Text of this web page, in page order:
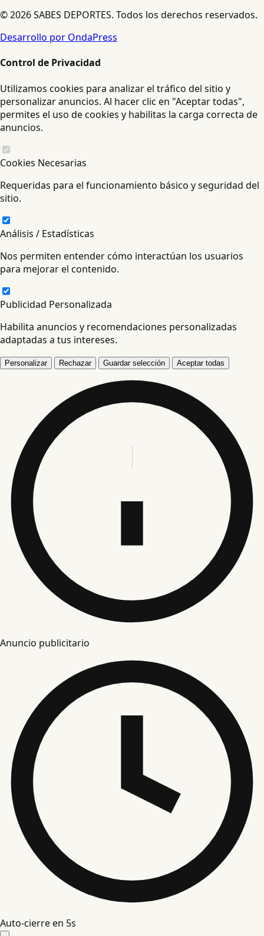
© 2026 SABES DEPORTES. Todos los derechos reservados.
Desarrollo por OndaPress
Control de Privacidad
Utilizamos cookies para analizar el tráfico del sitio y
personalizar anuncios. Al hacer clic en "Aceptar todas",
permites el uso de cookies y habilitas la carga correcta de
anuncios.
Cookies Necesarias
Requeridas para el funcionamiento básico y seguridad del
sitio.
Análisis / Estadísticas
Nos permiten entender cómo interactúan los usuarios
para mejorar el contenido.
Publicidad Personalizada
Habilita anuncios y recomendaciones personalizadas
adaptadas a tus intereses.
Personalizar Rechazar Guardar selección Aceptar todas
Anuncio publicitario
Auto-cierre en 4s